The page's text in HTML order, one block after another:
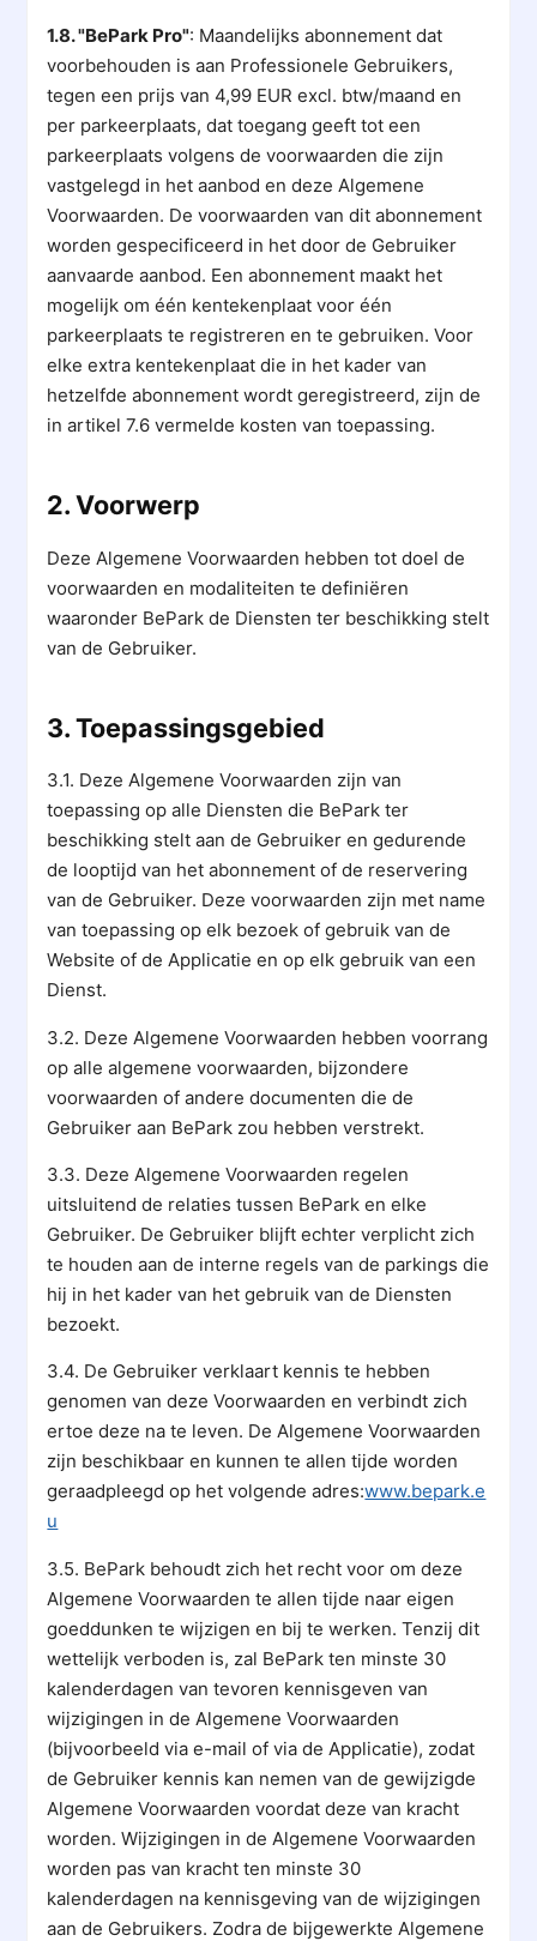
1.8. "BePark Pro": Maandelijks abonnement dat
voorbehouden is aan Professionele Gebruikers,
tegen een prijs van 4,99 EUR excl. btw/maand en
per parkeerplaats, dat toegang geeft tot een
parkeerplaats volgens de voorwaarden die zijn
vastgelegd in het aanbod en deze Algemene
Voorwaarden. De voorwaarden van dit abonnement
worden gespecificeerd in het door de Gebruiker
aanvaarde aanbod. Een abonnement maakt het
mogelijk om één kentekenplaat voor één
parkeerplaats te registreren en te gebruiken. Voor
elke extra kentekenplaat die in het kader van
hetzelfde abonnement wordt geregistreerd, zijn de
in artikel 7.6 vermelde kosten van toepassing.
2. Voorwerp
Deze Algemene Voorwaarden hebben tot doel de
voorwaarden en modaliteiten te definiëren
waaronder BePark de Diensten ter beschikking stelt
van de Gebruiker.
3. Toepassingsgebied
3.1. Deze Algemene Voorwaarden zijn van
toepassing op alle Diensten die BePark ter
beschikking stelt aan de Gebruiker en gedurende
de looptijd van het abonnement of de reservering
van de Gebruiker. Deze voorwaarden zijn met name
van toepassing op elk bezoek of gebruik van de
Website of de Applicatie en op elk gebruik van een
Dienst.
3.2. Deze Algemene Voorwaarden hebben voorrang
op alle algemene voorwaarden, bijzondere
voorwaarden of andere documenten die de
Gebruiker aan BePark zou hebben verstrekt.
3.3. Deze Algemene Voorwaarden regelen
uitsluitend de relaties tussen BePark en elke
Gebruiker. De Gebruiker blijft echter verplicht zich
te houden aan de interne regels van de parkings die
hij in het kader van het gebruik van de Diensten
bezoekt.
3.4. De Gebruiker verklaart kennis te hebben
genomen van deze Voorwaarden en verbindt zich
ertoe deze na te leven. De Algemene Voorwaarden
zijn beschikbaar en kunnen te allen tijde worden
geraadpleegd op het volgende adres:www.bepark.e
u
3.5. BePark behoudt zich het recht voor om deze
Algemene Voorwaarden te allen tijde naar eigen
goeddunken te wijzigen en bij te werken. Tenzij dit
wettelijk verboden is, zal BePark ten minste 30
kalenderdagen van tevoren kennisgeven van
wijzigingen in de Algemene Voorwaarden
(bijvoorbeeld via e-mail of via de Applicatie), zodat
de Gebruiker kennis kan nemen van de gewijzigde
Algemene Voorwaarden voordat deze van kracht
worden. Wijzigingen in de Algemene Voorwaarden
worden pas van kracht ten minste 30
kalenderdagen na kennisgeving van de wijzigingen
aan de Gebruikers. Zodra de bijgewerkte Algemene